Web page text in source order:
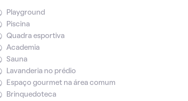
Playground
Piscina
Quadra esportiva
Academia
Sauna
Lavanderia no prédio
Espaço gourmet na área comum
Brinquedoteca